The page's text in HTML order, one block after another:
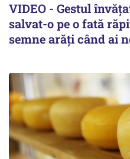
VIDEO - Gestul
salvat-o pe o fată
semne arăți când ai